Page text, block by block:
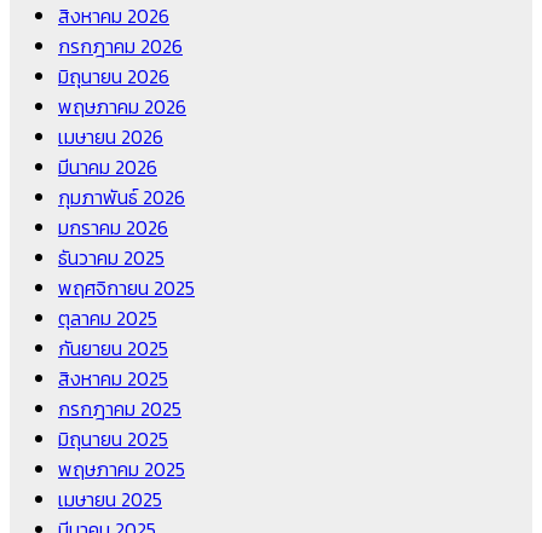
สิงหาคม 2026
กรกฎาคม 2026
มิถุนายน 2026
พฤษภาคม 2026
เมษายน 2026
มีนาคม 2026
กุมภาพันธ์ 2026
มกราคม 2026
ธันวาคม 2025
พฤศจิกายน 2025
ตุลาคม 2025
กันยายน 2025
สิงหาคม 2025
กรกฎาคม 2025
มิถุนายน 2025
พฤษภาคม 2025
เมษายน 2025